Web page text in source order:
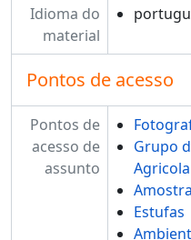
Idioma do
material
Pontos de acesso
Pontos de
acesso de
assunto
Grupo
Agricola
Estufas